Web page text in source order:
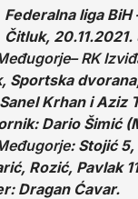
Federalna liga
Čitluk,
RK
Sportska
Krhan i Aziz
Dario Šimić
: Stojić 5,
Rozić, Pavlak
Dragan Ćavar.